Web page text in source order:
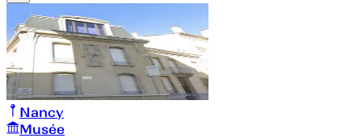
Nancy
Musée